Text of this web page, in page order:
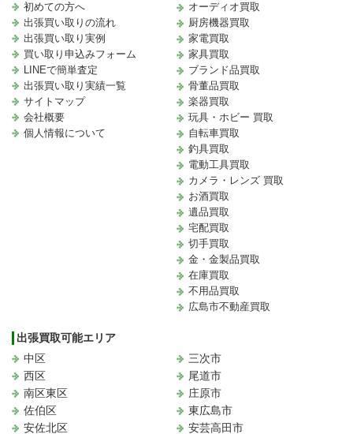
初めての方へ
出張買い取りの流れ
出張買い取り実例
買い取り申込みフォーム
LINEで簡単査定
出張買い取り実績一覧
サイトマップ
会社概要
個人情報について
オーディオ買取
厨房機器買取
家電買取
家具買取
ブランド品買取
骨董品買取
楽器買取
玩具・ホビー 買取
自転車買取
釣具買取
電動工具買取
カメラ・レンズ 買取
お酒買取
遺品買取
宅配買取
切手買取
金・金製品買取
在庫買取
不用品買取
広島市不動産買取
出張買取可能エリア
中区
西区
南区東区
佐伯区
安佐北区
三次市
尾道市
庄原市
東広島市
安芸高田市